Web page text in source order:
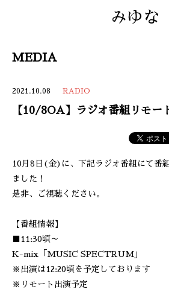
みゆな
MEDIA
2021.10.08 RADIO
【10/8OA】ラジオ番組リモー
10月8日(金)に、下記ラジオ番組にて番
ました！
是非、ご視聴ください。
【番組情報】
■11:30頃～
K-mix「MUSIC SPECTRUM」
※出演は12:20頃を予定しております
※リモート出演予定